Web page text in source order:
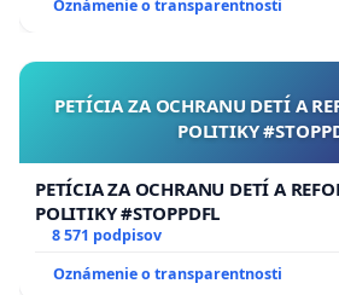
Žiadame, aby boli predmetné
ako majetok mesta Komárno a
územie dôležité pre verejný
obyvateľov pitnou vodou,
infraštruktúru, technické siete,
Oznámenie o transparentnosti
PETÍCIA ZA OCHRANU DETÍ A
POLITIKY
PETÍCIA ZA OCHRANU DETÍ A
POLITIKY #STOPPDFL
8 571 podpisov
Oznámenie o transparentnosti